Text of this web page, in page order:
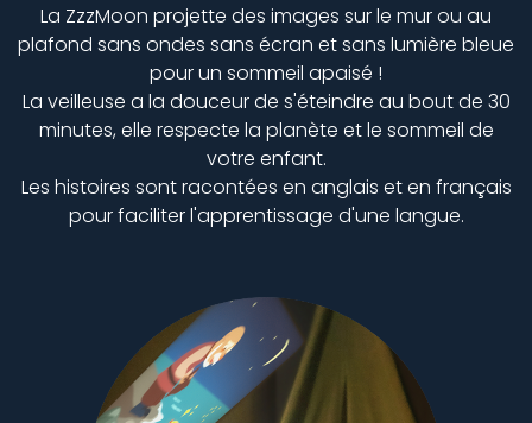
La ZzzMoon projette des images sur le mur ou au
plafond sans ondes sans écran et sans lumière bleue
pour un sommeil apaisé !
La veilleuse a la douceur de s'éteindre au bout de 30
minutes, elle respecte la planète et le sommeil de
votre enfant.
Les histoires sont racontées en anglais et en français
pour faciliter l'apprentissage d'une langue.